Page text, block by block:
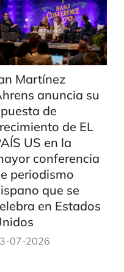
Martínez
anuncia su
de
de EL
US en la
conferencia
periodismo
que se
en Estados
07-2026